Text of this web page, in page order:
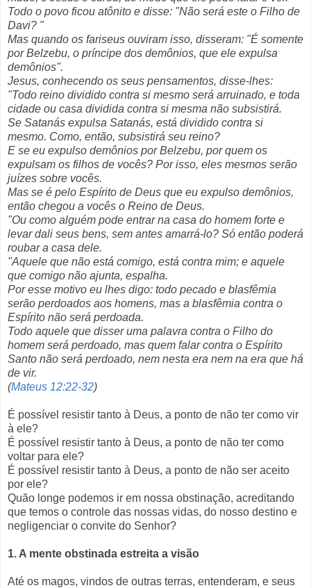
Todo o povo ficou atônito e disse: "Não será este o Filho de
Davi? "
Mas quando os fariseus ouviram isso, disseram: "É somente
por Belzebu, o príncipe dos demônios, que ele expulsa
demônios".
Jesus, conhecendo os seus pensamentos, disse-lhes:
"Todo reino dividido contra si mesmo será arruinado, e toda
cidade ou casa dividida contra si mesma não subsistirá.
Se Satanás expulsa Satanás, está dividido contra si
mesmo. Como, então, subsistirá seu reino?
E se eu expulso demônios por Belzebu, por quem os
expulsam os filhos de vocês? Por isso, eles mesmos serão
juízes sobre vocês.
Mas se é pelo Espírito de Deus que eu expulso demônios,
então chegou a vocês o Reino de Deus.
"Ou como alguém pode entrar na casa do homem forte e
levar dali seus bens, sem antes amarrá-lo? Só então poderá
roubar a casa dele.
"Aquele que não está comigo, está contra mim; e aquele
que comigo não ajunta, espalha.
Por esse motivo eu lhes digo: todo pecado e blasfêmia
serão perdoados aos homens, mas a blasfêmia contra o
Espírito não será perdoada.
Todo aquele que disser uma palavra contra o Filho do
homem será perdoado, mas quem falar contra o Espírito
Santo não será perdoado, nem nesta era nem na era que há
de vir.
(Mateus 12:22-32)
É possível resistir tanto à Deus, a ponto de não ter como vir
à ele?
É possível resistir tanto à Deus, a ponto de não ter como
voltar para ele?
É possível resistir tanto à Deus, a ponto de não ser aceito
por ele?
Quão longe podemos ir em nossa obstinação, acreditando
que temos o controle das nossas vidas, do nosso destino e
negligenciar o convite do Senhor?
1. A mente obstinada estreita a visão
Até os magos, vindos de outras terras, entenderam, e seus